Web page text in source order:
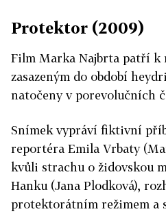
Protektor (2009)
Film Marka Najbrta patří k
zasazeným do období
natočeny v porevolučních
Snímek vypráví fiktivní
reportéra Emila Vrbaty
kvůli strachu o židovskou
Hanku (Jana Plodková),
protektorátním režimem a